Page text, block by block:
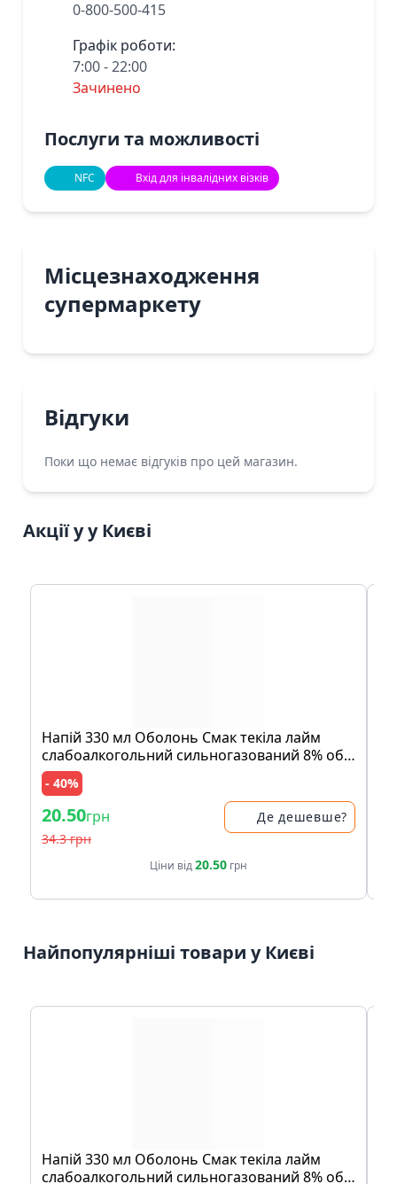
0-800-500-415
Графік роботи:
7:00 - 22:00
Зачинено
Послуги та можливості
NFC Вхід для інвалідних візків
Місцезнаходження
супермаркету
Відгуки
Поки що немає відгуків про цей магазин.
Акції у у Києві
Нaпій 330 мл Обoлoнь Смaк текіла лaйм
слaбoaлкoгoльний сильнoгaзoвaний 8% oб
ск/бут
- 40%
20.50грн
34.3 грн
Де дешевше?
Ціни від20.50 грн
Найпопулярніші товари у Києві
Нaпій 330 мл Обoлoнь Смaк текіла лaйм
слaбoaлкoгoльний сильнoгaзoвaний 8% oб